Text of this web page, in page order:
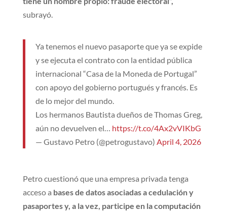
subrayó.
Ya tenemos el nuevo pasaporte que ya se expide
y se ejecuta el contrato con la entidad pública
internacional “Casa de la Moneda de Portugal”
con apoyo del gobierno portugués y francés. Es
de lo mejor del mundo.
Los hermanos Bautista dueños de Thomas Greg,
aún no devuelven el… https://t.co/4Ax2vVIKbG
— Gustavo Petro (@petrogustavo) April 4, 2026
Petro cuestionó que una empresa privada tenga
acceso a bases de datos asociadas a cedulación y
pasaportes y, a la vez, participe en la computación